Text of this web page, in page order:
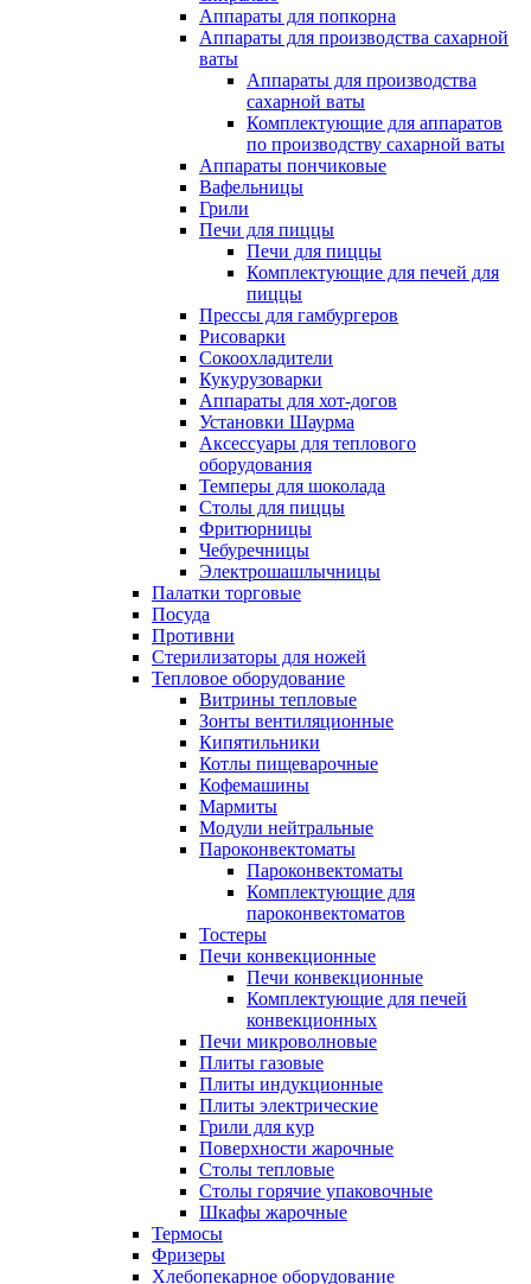
Аппараты для попкорна
Аппараты для производства сахарной
ваты
Аппараты для производства
сахарной ваты
Комплектующие для аппаратов
по производству сахарной ваты
Аппараты пончиковые
Вафельницы
Грили
Печи для пиццы
Печи для пиццы
Комплектующие для печей для
пиццы
Прессы для гамбургеров
Рисоварки
Сокоохладители
Кукурузоварки
Аппараты для хот-догов
Установки Шаурма
Аксессуары для теплового
оборудования
Темперы для шоколада
Столы для пиццы
Фритюрницы
Чебуречницы
Электрошашлычницы
Палатки торговые
Посуда
Противни
Стерилизаторы для ножей
Тепловое оборудование
Витрины тепловые
Зонты вентиляционные
Кипятильники
Котлы пищеварочные
Кофемашины
Мармиты
Модули нейтральные
Пароконвектоматы
Пароконвектоматы
Комплектующие для
пароконвектоматов
Тостеры
Печи конвекционные
Печи конвекционные
Комплектующие для печей
конвекционных
Печи микроволновые
Плиты газовые
Плиты индукционные
Плиты электрические
Грили для кур
Поверхности жарочные
Столы тепловые
Столы горячие упаковочные
Шкафы жарочные
Термосы
Фризеры
Хлебопекарное оборудование